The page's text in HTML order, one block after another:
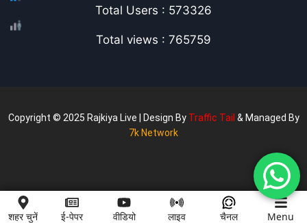
Total Users : 573326
Total views : 765759
Copyright © 2025 Rajkiya Live | Design By Traffic Tail & Managed By
7k Network
शहर चुनें ई-पेपर वीडियो लाइव चैनल Menu